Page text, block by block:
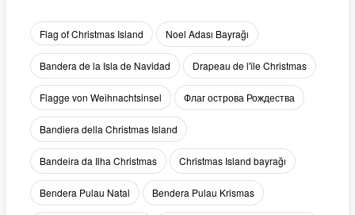
Flag of Christmas Island Noel Adası Bayrağı
Bandera de la Isla de Navidad Drapeau de l'île Christmas
Flagge von Weihnachtsinsel Флаг острова Рождества
Bandiera della Christmas Island
Bandeira da Ilha Christmas Christmas Island bayrağı
Bendera Pulau Natal Bendera Pulau Krismas